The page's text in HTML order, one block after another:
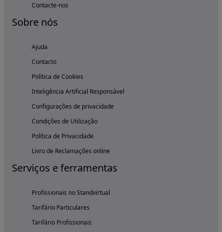
Contacte-nos
Sobre nós
Ajuda
Contacto
Política de Cookies
Inteligência Artificial Responsável
Configurações de privacidade
Condições de Utilização
Política de Privacidade
Livro de Reclamações online
Serviços e ferramentas
Profissionais no Standvirtual
Tarifário Particulares
Tarifário Profissionais